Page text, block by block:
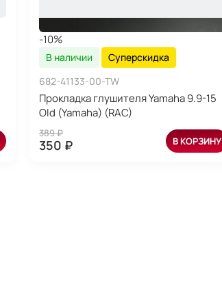
-10%
В наличии
Суперскидка
682-41133-00-TW
Прокладка глушителя Yamaha 9.9-15
Old (Yamaha) (RAC)
389 ₽
350 ₽ В КОРЗИНУ